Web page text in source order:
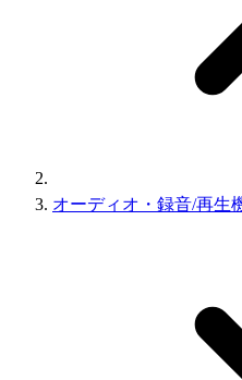
オーディオ・録音/再生